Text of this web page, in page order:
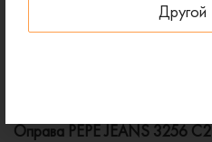
Другой
Оправа PEPE JEANS 3256 C2